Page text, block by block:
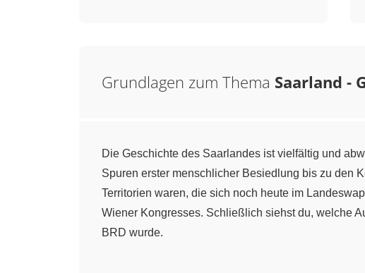
Grundlagen zum Thema Saarland -
Die Geschichte des Saarlandes ist vielfältig und
Spuren erster menschlicher Besiedlung bis zu den
Territorien waren, die sich noch heute im
Wiener Kongresses. Schließlich siehst du, welche
BRD wurde.